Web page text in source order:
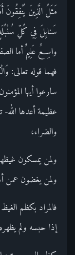
مَثَلُ الَّذِينَ يُنْفِقُونَ
سَنابِلَ فِي كُلِّ
واسِعٌ عَلِيمٌ أما
فهما قوله تعالى:
سارعوا أيها
عظيمة أعدها الله-
والضراء،
ولمن يمسكون
ولمن يغضون عمن
فالمراد بكظم
إذا حبسه ولم